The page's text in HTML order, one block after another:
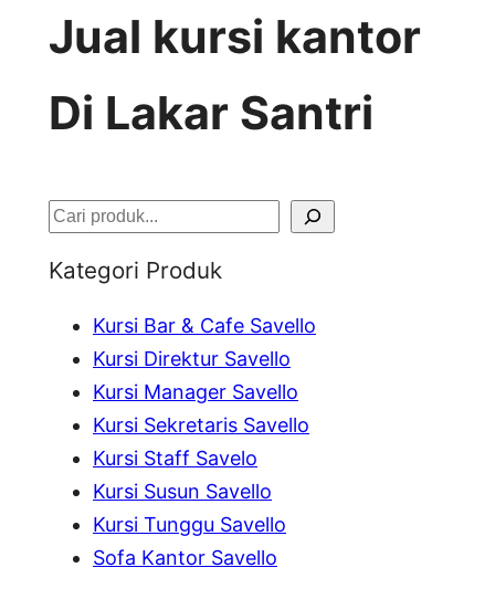
Jual kursi kantor
Di Lakar Santri
S
Kategori Produk
Kursi Bar & Cafe Savello
Kursi Direktur Savello
Kursi Manager Savello
Kursi Sekretaris Savello
Kursi Staff Savelo
Kursi Susun Savello
Kursi Tunggu Savello
Sofa Kantor Savello